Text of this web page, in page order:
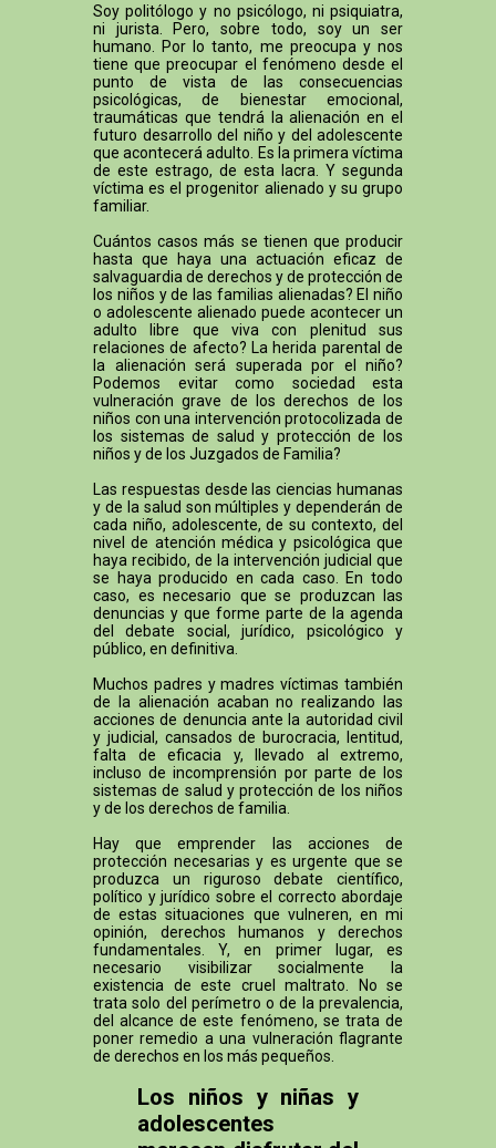
Soy politólogo y no psicólogo, ni psiquiatra,
ni jurista. Pero, sobre todo, soy un ser
humano. Por lo tanto, me preocupa y nos
tiene que preocupar el fenómeno desde el
punto de vista de las consecuencias
psicológicas, de bienestar emocional,
traumáticas que tendrá la alienación en el
futuro desarrollo del niño y del adolescente
que acontecerá adulto. Es la primera víctima
de este estrago, de esta lacra. Y segunda
víctima es el progenitor alienado y su grupo
familiar.
Cuántos casos más se tienen que producir
hasta que haya una actuación eficaz de
salvaguardia de derechos y de protección de
los niños y de las familias alienadas? El niño
o adolescente alienado puede acontecer un
adulto libre que viva con plenitud sus
relaciones de afecto? La herida parental de
la alienación será superada por el niño?
Podemos evitar como sociedad esta
vulneración grave de los derechos de los
niños con una intervención protocolizada de
los sistemas de salud y protección de los
niños y de los Juzgados de Familia?
Las respuestas desde las ciencias humanas
y de la salud son múltiples y dependerán de
cada niño, adolescente, de su contexto, del
nivel de atención médica y psicológica que
haya recibido, de la intervención judicial que
se haya producido en cada caso. En todo
caso, es necesario que se produzcan las
denuncias y que forme parte de la agenda
del debate social, jurídico, psicológico y
público, en definitiva.
Muchos padres y madres víctimas también
de la alienación acaban no realizando las
acciones de denuncia ante la autoridad civil
y judicial, cansados de burocracia, lentitud,
falta de eficacia y, llevado al extremo,
incluso de incomprensión por parte de los
sistemas de salud y protección de los niños
y de los derechos de familia.
Hay que emprender las acciones de
protección necesarias y es urgente que se
produzca un riguroso debate científico,
político y jurídico sobre el correcto abordaje
de estas situaciones que vulneren, en mi
opinión, derechos humanos y derechos
fundamentales. Y, en primer lugar, es
necesario visibilizar socialmente la
existencia de este cruel maltrato. No se
trata solo del perímetro o de la prevalencia,
del alcance de este fenómeno, se trata de
poner remedio a una vulneración flagrante
de derechos en los más pequeños.
Los niños y niñas y
adolescentes